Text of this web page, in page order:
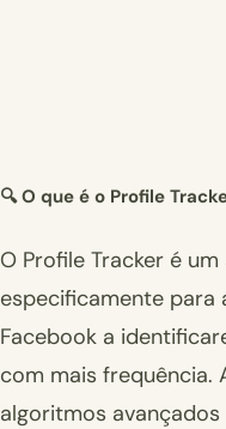
🔍 O que é o Profile
O Profile Tracker é
especificamente para
Facebook a
com mais frequência.
algoritmos